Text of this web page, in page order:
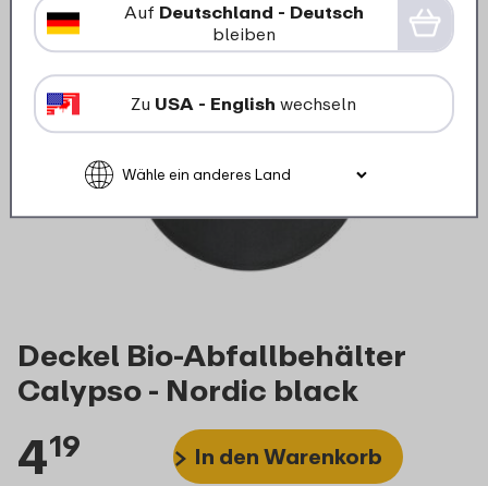
Deckel Bio-Abfallbehälter
Calypso - Nordic black
419 In den Warenkorb
Auf Deutschland - Deutsch
bleiben
Zu USA - English wechseln